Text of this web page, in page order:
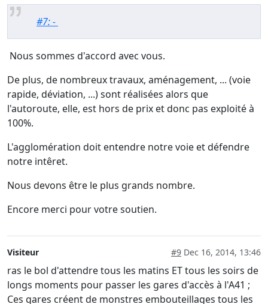
#7: -
Nous sommes d'accord avec vous.
De plus, de nombreux travaux, aménagement, ... (voie
rapide, déviation, ...) sont réalisées alors que
l'autoroute, elle, est hors de prix et donc pas exploité à
100%.
L'agglomération doit entendre notre voie et défendre
notre intêret.
Nous devons être le plus grands nombre.
Encore merci pour votre soutien.
Visiteur #9 Dec 16, 2014, 13:46
ras le bol d'attendre tous les matins ET tous les soirs de
longs moments pour passer les gares d'accès à l'A41 ;
Ces gares créent de monstres embouteillages tous les